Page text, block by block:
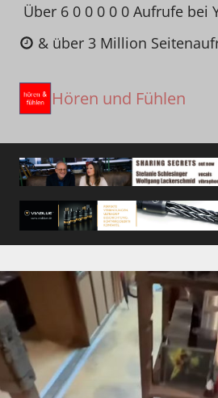
Zum
Inhalt
springen
Über 6 0 0 0 0 0 Aufrufe bei
& über 3 Million
Hören und Fühlen